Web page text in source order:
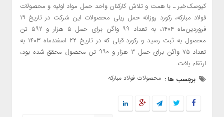
کیوسک‌خبر ـ با همت و تلاش کارکنان واحد حمل مواد اولیه و محصولات
فولاد مبارکه، رکورد روزانه حمل ریلی محصولات این شرکت در تاریخ ۱۹
فروردین‌ماه ۱۴۰۴، به تعداد ۹۹ واگن برای حمل ۵ هزار و ۵۹۲ تن
محصول به ثبت رسید و رکورد قبلی که در تاریخ ۲۲ اسفندماه ۱۴۰۳ به
تعداد ۷۵ واگن برای حمل ۳ هزار و ۹۹۰ تن محصول محقق شده بود،
ارتقاء یافت.
برچسب ها : محصولات فولاد مبارکه